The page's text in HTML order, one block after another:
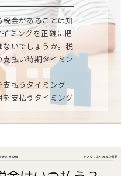
金があることは知
ミングを正確に把
いでしょうか。税
払い時期タイミン
払うタイミング
支払うタイミング